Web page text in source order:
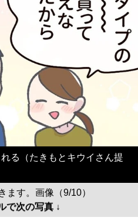
る（たきもとキウイさん提
ます。画像（9/10）
で次の写真 ↓